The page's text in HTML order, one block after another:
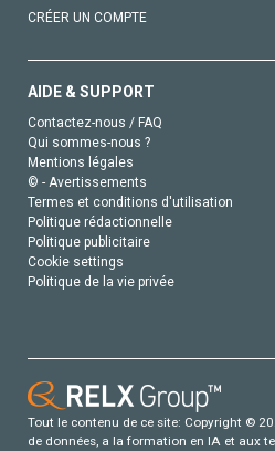
CRÉER UN COMPTE
AIDE & SUPPORT
Contactez-nous / FAQ
Qui sommes-nous ?
Mentions légales
© - Avertissements
Termes et conditions d'utilisation
Politique rédactionnelle
Politique publicitaire
Cookie settings
Politique de la vie privée
Tout le contenu de ce site: Copyright ©
de données, a la formation en IA et aux